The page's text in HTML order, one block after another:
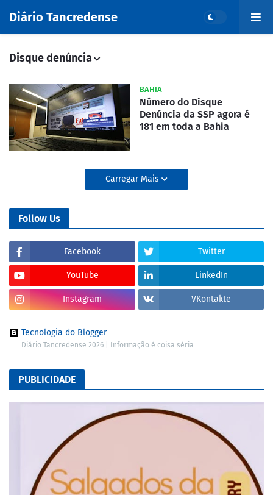
Diário Tancredense
Disque denúncia
BAHIA
Número do Disque
Denúncia da SSP agora é
181 em toda a Bahia
Carregar Mais
Follow Us
Facebook Twitter
YouTube LinkedIn
Instagram VKontakte
Tecnologia do Blogger
Diário Tancredense 2026 | Informação é coisa séria
PUBLICIDADE